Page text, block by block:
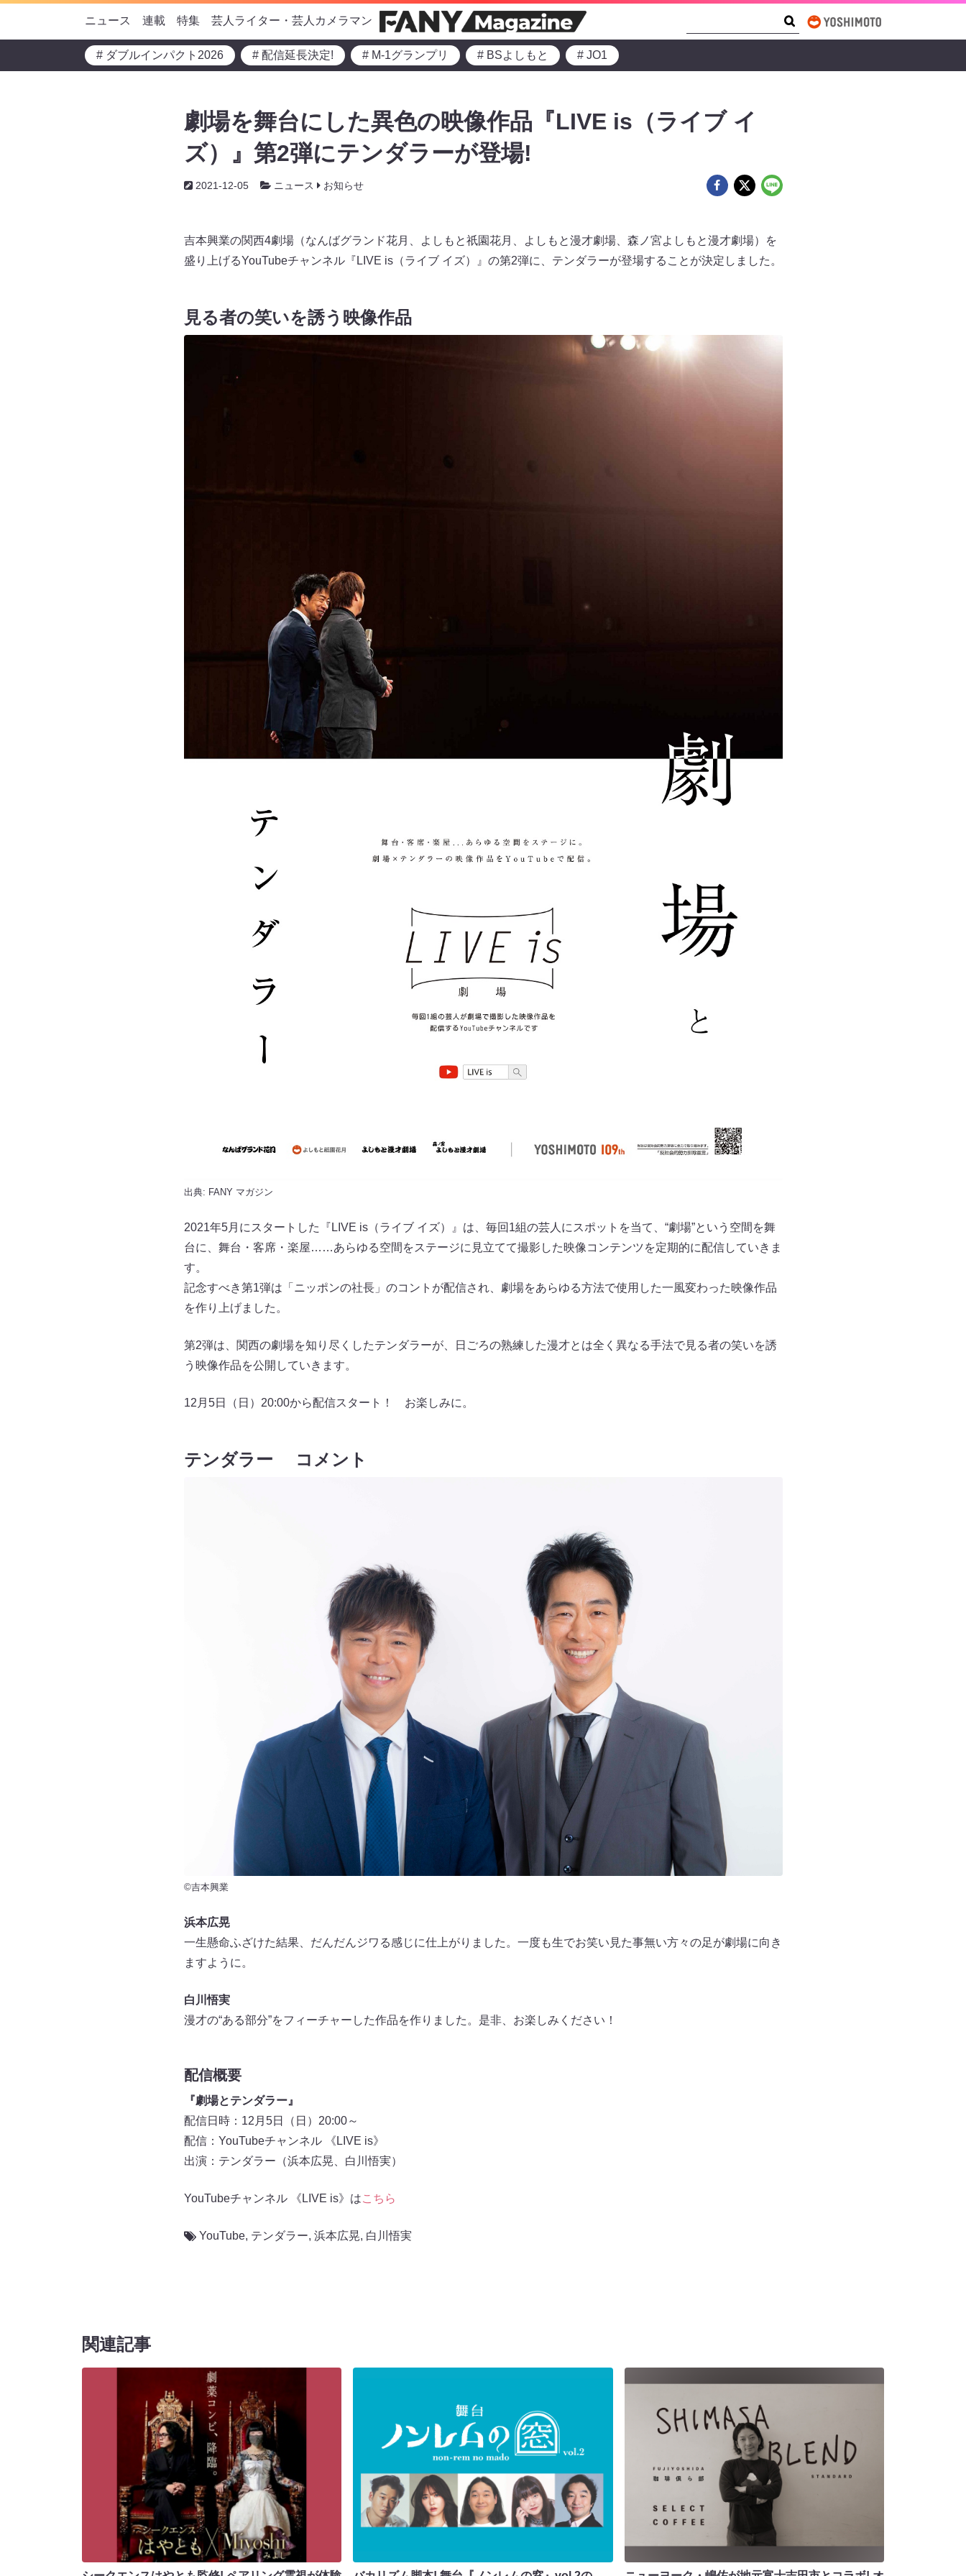
ニュース 連載 特集 芸人ライター・芸人カメラマン
# ダブルインパクト2026 # 配信延長決定! # M-1グランプリ # BSよしもと # JO1
劇場を舞台にした異色の映像作品『LIVE is（ライブ イ
ズ）』第2弾にテンダラーが登場!
2021-12-05 ニュース お知らせ
吉本興業の関西4劇場（なんばグランド花月、よしもと祇園花月、よしもと漫才劇場、森ノ宮よしもと漫才劇場）を
盛り上げるYouTubeチャンネル『LIVE is（ライブ イズ）』の第2弾に、テンダラーが登場することが決定しました。
見る者の笑いを誘う映像作品
出典: FANY マガジン
2021年5月にスタートした『LIVE is（ライブ イズ）』は、毎回1組の芸人にスポットを当て、“劇場”という空間を舞
台に、舞台・客席・楽屋……あらゆる空間をステージに見立てて撮影した映像コンテンツを定期的に配信していきま
す。
記念すべき第1弾は「ニッポンの社長」のコントが配信され、劇場をあらゆる方法で使用した一風変わった映像作品
を作り上げました。
第2弾は、関西の劇場を知り尽くしたテンダラーが、日ごろの熟練した漫才とは全く異なる手法で見る者の笑いを誘
う映像作品を公開していきます。
12月5日（日）20:00から配信スタート！ お楽しみに。
テンダラー コメント
©吉本興業
浜本広晃
一生懸命ふざけた結果、だんだんジワる感じに仕上がりました。一度も生でお笑い見た事無い方々の足が劇場に向き
ますように。
白川悟実
漫才の“ある部分”をフィーチャーした作品を作りました。是非、お楽しみください！
配信概要
『劇場とテンダラー』
配信日時：12月5日（日）20:00～
配信：YouTubeチャンネル 《LIVE is》
出演：テンダラー（浜本広晃、白川悟実）
YouTubeチャンネル 《LIVE is》はこちら
YouTube, テンダラー, 浜本広晃, 白川悟実
関連記事